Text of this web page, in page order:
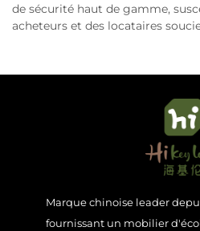
de sécurité haut de gamme,
acheteurs et des locataires
Marque chinoise leader
fournissant un mobilier